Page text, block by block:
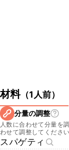
材料（1人前）
分量の調整
人数に合わせて分量を
わせて調整してください
スパゲティ